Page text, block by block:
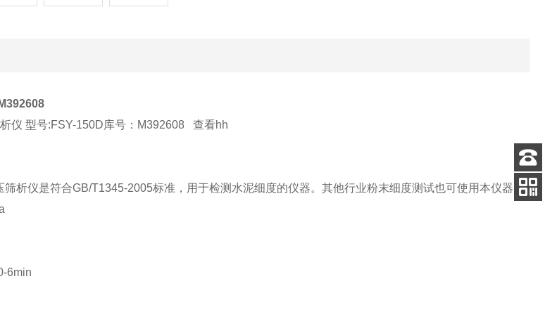
仪 型号:FSY-150D库号：M392608 查看hh
筛析仪是符合GB/T1345-2005标准，用于检测水泥细度的仪器。其他行业粉末细度测试也可使用本仪器
6min
客服
电话